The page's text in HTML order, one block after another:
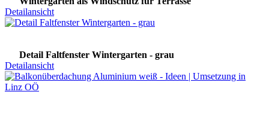
Detailansicht
Detail Faltfenster Wintergarten - grau
Detailansicht